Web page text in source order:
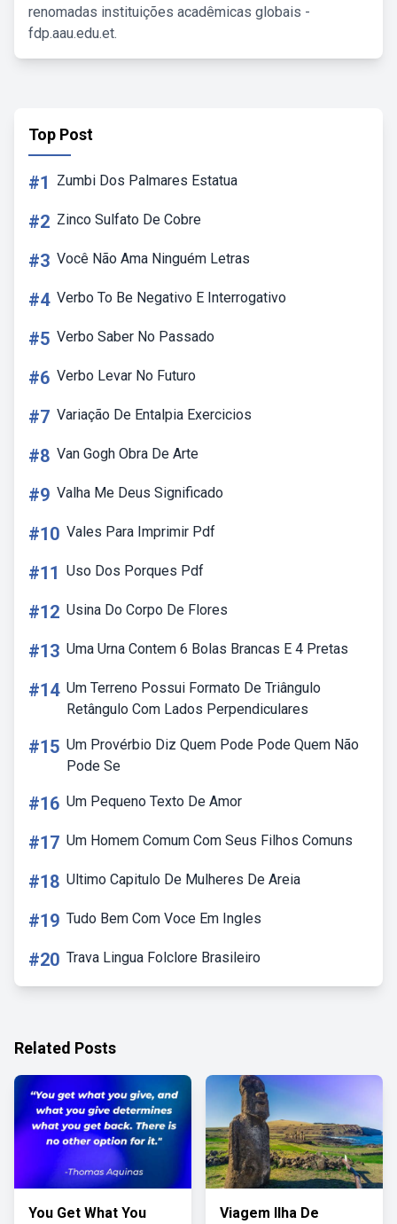
renomadas instituições acadêmicas globais -
fdp.aau.edu.et.
Top Post
#1 Zumbi Dos Palmares Estatua
#2 Zinco Sulfato De Cobre
#3 Você Não Ama Ninguém Letras
#4 Verbo To Be Negativo E Interrogativo
#5 Verbo Saber No Passado
#6 Verbo Levar No Futuro
#7 Variação De Entalpia Exercicios
#8 Van Gogh Obra De Arte
#9 Valha Me Deus Significado
#10 Vales Para Imprimir Pdf
#11 Uso Dos Porques Pdf
#12 Usina Do Corpo De Flores
#13 Uma Urna Contem 6 Bolas Brancas E 4 Pretas
#14 Um Terreno Possui Formato De Triângulo
Retângulo Com Lados Perpendiculares
#15 Um Provérbio Diz Quem Pode Pode Quem Não
Pode Se
#16 Um Pequeno Texto De Amor
#17 Um Homem Comum Com Seus Filhos Comuns
#18 Ultimo Capitulo De Mulheres De Areia
#19 Tudo Bem Com Voce Em Ingles
#20 Trava Lingua Folclore Brasileiro
Related Posts
You Get What You Viagem Ilha De